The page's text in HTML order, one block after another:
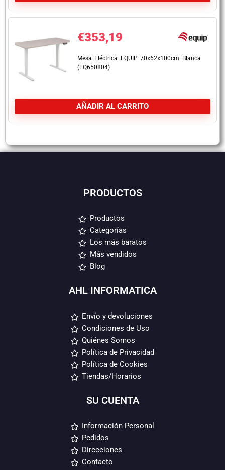
€353,19
Mesa Eléctrica EQUIP 70x62x100cm Blanca
(EQ650804)
AÑADIR AL CARRITO
PRODUCTOS
Productos
Categorías
Los más baratos
Más vendidos
Blog
AHL INFORMATICA
Envío y devoluciones
Condiciones de Uso
Quiénes Somos
Política de Privacidad
Política de Cookies
Tiendas/Horarios
SU CUENTA
Información Personal
Pedidos
Direcciones
Contacto